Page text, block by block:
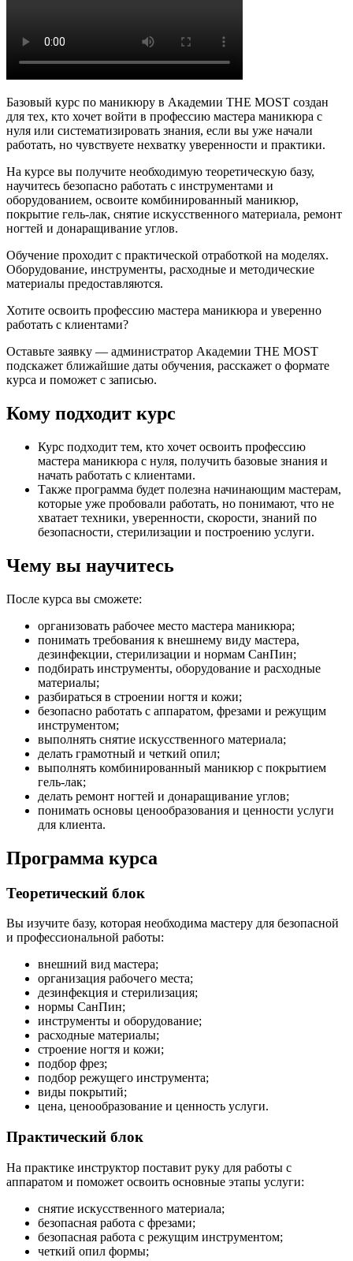
Базовый курс по маникюру в Академии THE MOST создан
для тех, кто хочет войти в профессию мастера маникюра с
нуля или систематизировать знания, если вы уже начали
работать, но чувствуете нехватку уверенности и практики.
На курсе вы получите необходимую теоретическую базу,
научитесь безопасно работать с инструментами и
оборудованием, освоите комбинированный маникюр,
покрытие гель-лак, снятие искусственного материала, ремонт
ногтей и донаращивание углов.
Обучение проходит с практической отработкой на моделях.
Оборудование, инструменты, расходные и методические
материалы предоставляются.
Хотите освоить профессию мастера маникюра и уверенно
работать с клиентами?
Оставьте заявку — администратор Академии THE MOST
подскажет ближайшие даты обучения, расскажет о формате
курса и поможет с записью.
Кому подходит курс
Курс подходит тем, кто хочет освоить профессию
мастера маникюра с нуля, получить базовые знания и
начать работать с клиентами.
Также программа будет полезна начинающим мастерам,
которые уже пробовали работать, но понимают, что не
хватает техники, уверенности, скорости, знаний по
безопасности, стерилизации и построению услуги.
Чему вы научитесь
После курса вы сможете:
организовать рабочее место мастера маникюра;
понимать требования к внешнему виду мастера,
дезинфекции, стерилизации и нормам СанПин;
подбирать инструменты, оборудование и расходные
материалы;
разбираться в строении ногтя и кожи;
безопасно работать с аппаратом, фрезами и режущим
инструментом;
выполнять снятие искусственного материала;
делать грамотный и четкий опил;
выполнять комбинированный маникюр с покрытием
гель-лак;
делать ремонт ногтей и донаращивание углов;
понимать основы ценообразования и ценности услуги
для клиента.
Программа курса
Теоретический блок
Вы изучите базу, которая необходима мастеру для безопасной
и профессиональной работы:
внешний вид мастера;
организация рабочего места;
дезинфекция и стерилизация;
нормы СанПин;
инструменты и оборудование;
расходные материалы;
строение ногтя и кожи;
подбор фрез;
подбор режущего инструмента;
виды покрытий;
цена, ценообразование и ценность услуги.
Практический блок
На практике инструктор поставит руку для работы с
аппаратом и поможет освоить основные этапы услуги:
снятие искусственного материала;
безопасная работа с фрезами;
безопасная работа с режущим инструментом;
четкий опил формы;